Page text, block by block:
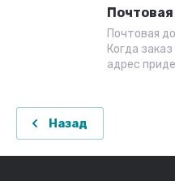
Почтовая
Когда
адрес
Назад